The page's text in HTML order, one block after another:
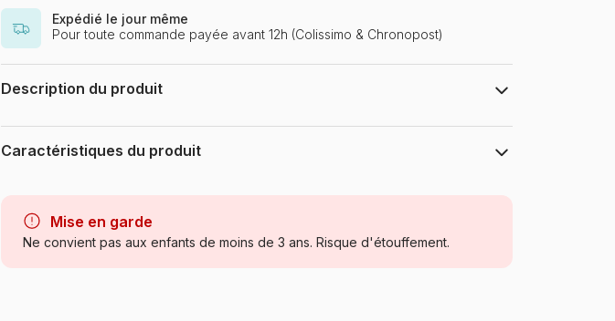
Expédié le jour même
Pour toute commande payée avant 12h (Colissimo & Chronopost)
Description du produit
Nidhi Kachhadiya
Caractéristiques du produit
Catégorie
Age
Puzzle pour Adultes (500 à 48.000
Mise en garde
Ne convient pas aux enfants de moins de 3 ans. Risque d'étouffement.